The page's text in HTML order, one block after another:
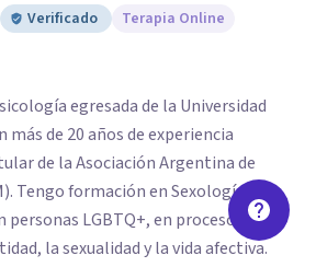
Verificado Terapia Online
egresada de la Universidad
más de 20 años de experiencia
de la Asociación Argentina de
LGBTQ+, en procesos
la sexualidad y la vida afectiva.